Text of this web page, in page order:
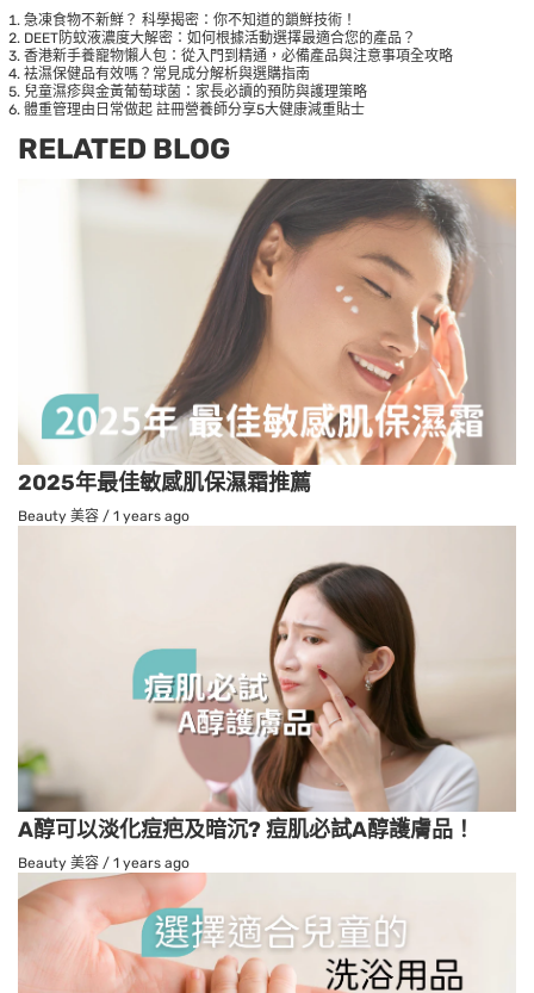
急凍食物不新鮮？ 科學揭密：你不知道的鎖鮮技術！
DEET防蚊液濃度大解密：如何根據活動選擇最適合您的產品？
香港新手養寵物懶人包：從入門到精通，必備產品與注意事項全攻略
袪濕保健品有效嗎？常見成分解析與選購指南
兒童濕疹與金黃葡萄球菌：家長必讀的預防與護理策略
體重管理由日常做起 註冊營養師分享5大健康減重貼士
RELATED BLOG
2025年最佳敏感肌保濕霜推薦
Beauty 美容 / 1 years ago
A醇可以淡化痘疤及暗沉? 痘肌必試A醇護膚品！
Beauty 美容 / 1 years ago